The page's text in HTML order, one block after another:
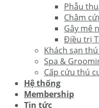
Phẫu
Châm
Gây mê
Điều trị
Khách sạn
Spa &
Cấp cứu thú
Hệ thống
Membership
Tin tức